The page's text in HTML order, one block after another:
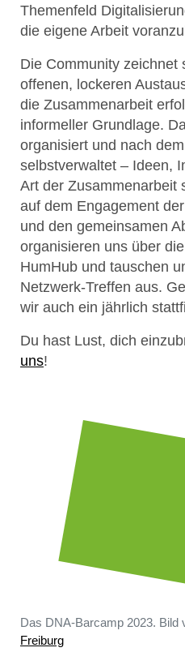
Themenfeld
die eigene Arbeit
Die Community zeichnet
offenen, lockeren
die Zusammenarbeit
informeller Grundlage.
organisiert und nach
selbstverwaltet – Ideen,
Art der Zusammenarbeit
auf dem Engagement
und den gemeinsamen
organisieren uns über
HumHub und tauschen
Netzwerk-Treffen aus.
wir auch ein jährlich
Du hast Lust, dich
uns!
Das DNA-Barcamp 2023. Bild
Freiburg